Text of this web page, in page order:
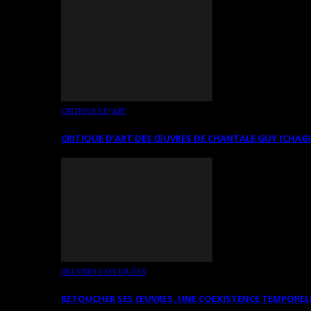
CRITIQUES D’ART
CRITIQUE D’ART DES ŒUVRES DE CHANTALE GUY
OEUVRES EXPLIQUÉES
RETOUCHER SES ŒUVRES. UNE COEXISTENCE